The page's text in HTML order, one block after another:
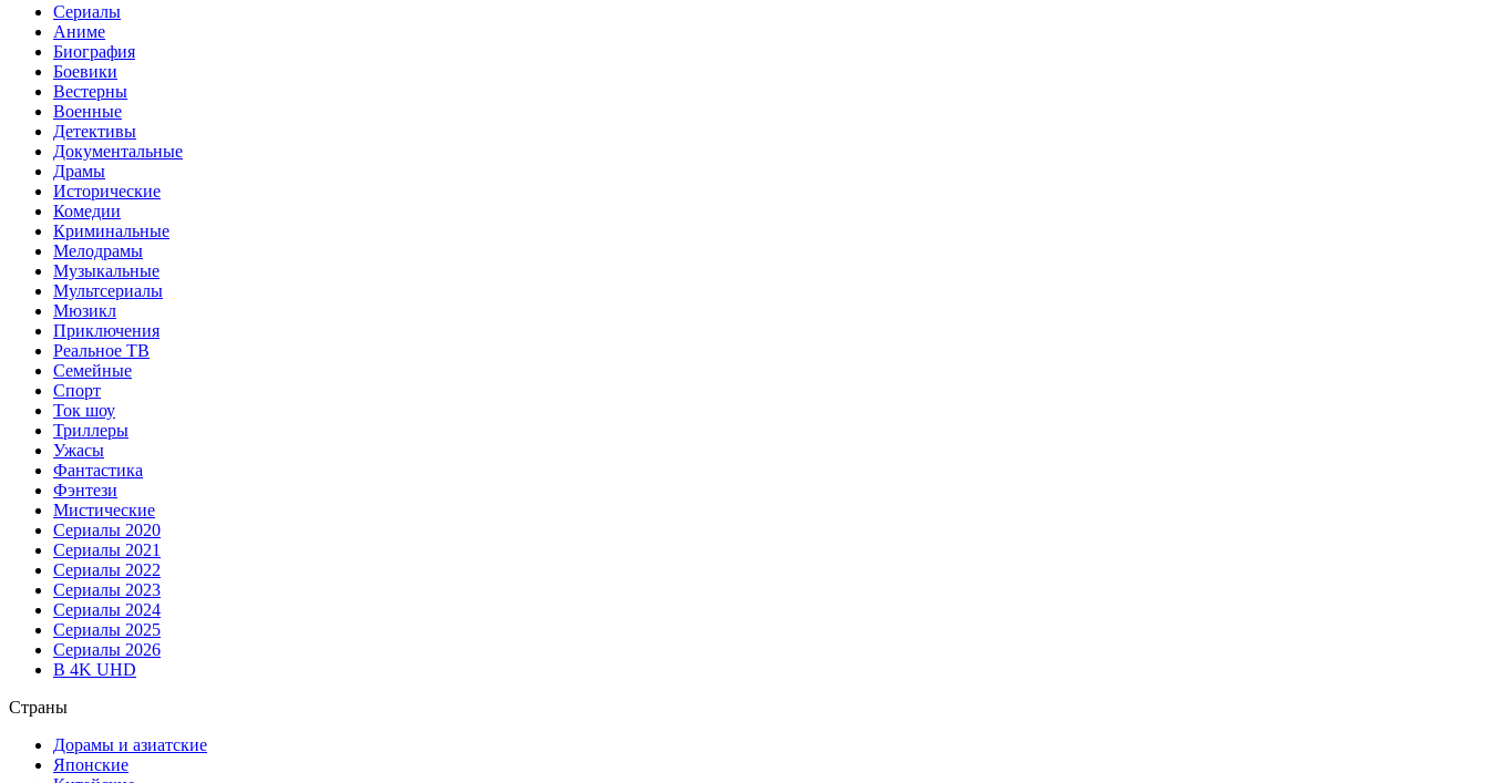
Сериалы
Аниме
Биография
Боевики
Вестерны
Военные
Детективы
Документальные
Драмы
Исторические
Комедии
Криминальные
Мелодрамы
Музыкальные
Мультсериалы
Мюзикл
Приключения
Реальное ТВ
Семейные
Спорт
Ток шоу
Триллеры
Ужасы
Фантастика
Фэнтези
Мистические
Сериалы 2020
Сериалы 2021
Сериалы 2022
Сериалы 2023
Сериалы 2024
Сериалы 2025
Сериалы 2026
В 4K UHD
Страны
Дорамы и азиатские
Японские